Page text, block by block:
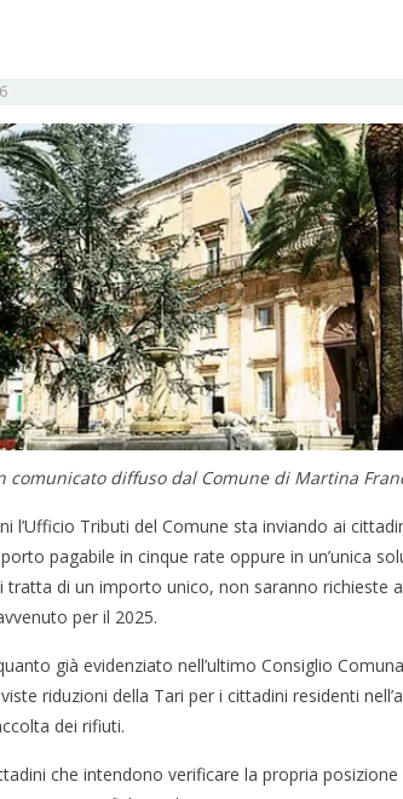
comunicato diffuso dal Comune di Martina
l’Ufficio Tributi del Comune sta inviando ai
pagabile in cinque rate oppure in un’unica
tratta di un importo unico, non saranno richieste
per il 2025.
già evidenziato nell’ultimo Consiglio
riduzioni della Tari per i cittadini residenti
dei rifiuti.
che intendono verificare la propria